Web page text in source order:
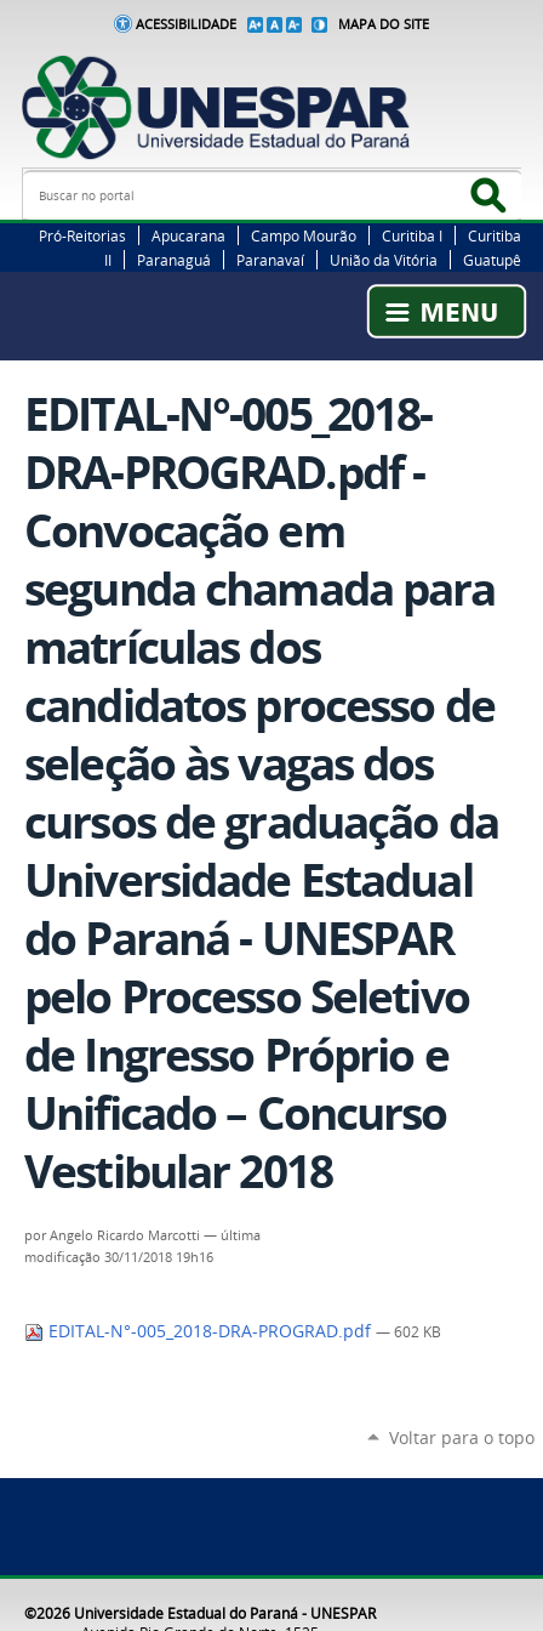
ACESSIBILIDADE MAPA DO SITE
Busca
Pró-Reitorias Apucarana Campo Mourão Curitiba I
Curitiba
II
Paranaguá Paranavaí União da Vitória Guatupê
EDITAL-N°-005_2018-
DRA-PROGRAD.pdf -
Convocação em
segunda chamada para
matrículas dos
candidatos processo de
seleção às vagas dos
cursos de graduação da
Universidade Estadual
do Paraná - UNESPAR
pelo Processo Seletivo
de Ingresso Próprio e
Unificado – Concurso
Vestibular 2018
porAngelo Ricardo Marcotti — última
modificação 30/11/2018 19h16
EDITAL-N°-005_2018-DRA-PROGRAD.pdf — 602 KB
Voltar para o topo
©2026 Universidade Estadual do Paraná - UNESPAR